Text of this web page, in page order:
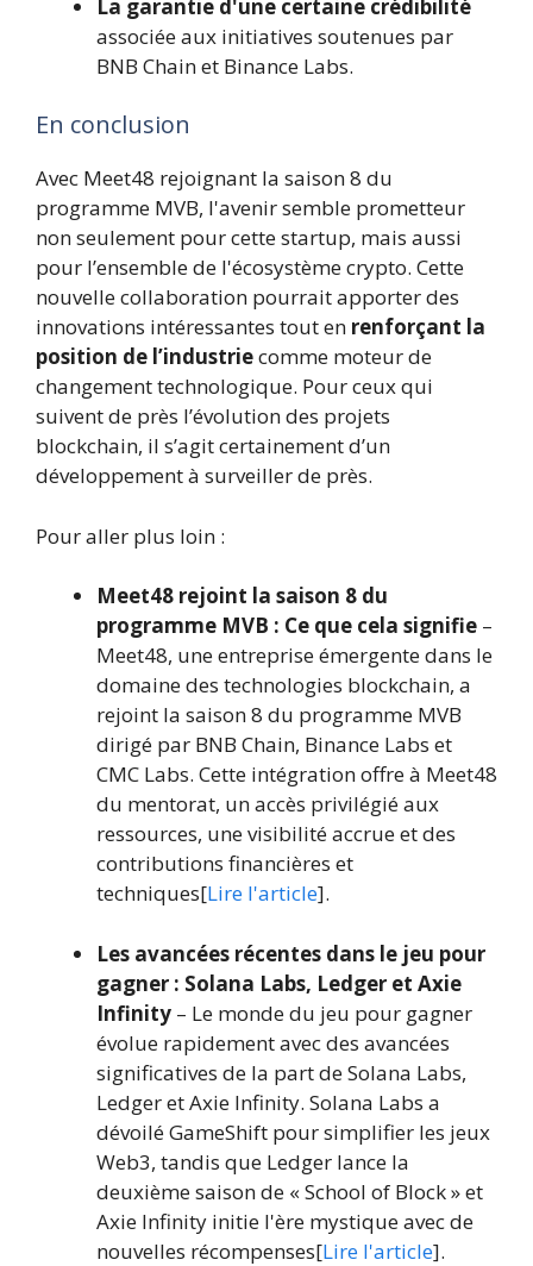
La garantie d'une certaine crédibilité
associée aux initiatives soutenues par
BNB Chain et Binance Labs.
En conclusion
Avec Meet48 rejoignant la saison 8 du
programme MVB, l'avenir semble prometteur
non seulement pour cette startup, mais aussi
pour l’ensemble de l'écosystème crypto. Cette
nouvelle collaboration pourrait apporter des
innovations intéressantes tout en renforçant la
position de l’industriecomme moteur de
changement technologique. Pour ceux qui
suivent de près l’évolution des projets
blockchain, il s’agit certainement d’un
développement à surveiller de près.
Pour aller plus loin :
Meet48 rejoint la saison 8 du
programme MVB : Ce que cela signifie –
Meet48, une entreprise émergente dans le
domaine des technologies blockchain, a
rejoint la saison 8 du programme MVB
dirigé par BNB Chain, Binance Labs et
CMC Labs. Cette intégration offre à Meet48
du mentorat, un accès privilégié aux
ressources, une visibilité accrue et des
contributions financières et
techniques[Lire l'article].
Les avancées récentes dans le jeu pour
gagner : Solana Labs, Ledger et Axie
Infinity – Le monde du jeu pour gagner
évolue rapidement avec des avancées
significatives de la part de Solana Labs,
Ledger et Axie Infinity. Solana Labs a
dévoilé GameShift pour simplifier les jeux
Web3, tandis que Ledger lance la
deuxième saison de « School of Block » et
Axie Infinity initie l'ère mystique avec de
nouvelles récompenses[Lire l'article].